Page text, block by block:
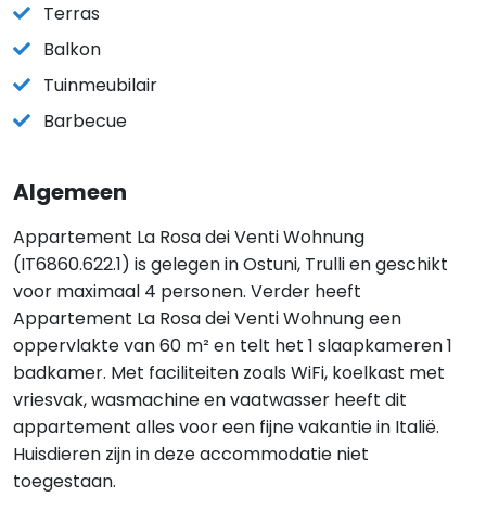
Terras
Balkon
Tuinmeubilair
Barbecue
Algemeen
Appartement La Rosa dei Venti Wohnung
(IT6860.622.1) is gelegen in Ostuni, Trulli en geschikt
voor maximaal 4 personen. Verder heeft
Appartement La Rosa dei Venti Wohnung een
oppervlakte van 60 m² en telt het 1 slaapkameren 1
badkamer. Met faciliteiten zoals WiFi, koelkast met
vriesvak, wasmachine en vaatwasser heeft dit
appartement alles voor een fijne vakantie in Italië.
Huisdieren zijn in deze accommodatie niet
toegestaan.